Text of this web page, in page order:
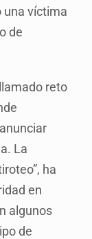
una víctima
de
reto
La
ha
en
algunos
de